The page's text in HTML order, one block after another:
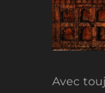
Avec